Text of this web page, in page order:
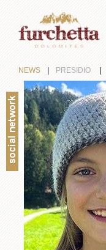
NEWS PRESIDIO